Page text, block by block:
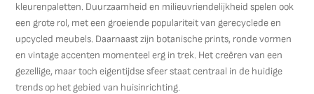
kleurenpaletten. Duurzaamheid en milieuvriendelijkheid spelen ook
een grote rol, met een groeiende populariteit van gerecyclede en
upcycled meubels. Daarnaast zijn botanische prints, ronde vormen
en vintage accenten momenteel erg in trek. Het creëren van een
gezellige, maar toch eigentijdse sfeer staat centraal in de huidige
trends op het gebied van huisinrichting.